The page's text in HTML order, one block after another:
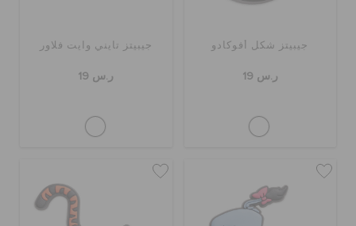
تحديد موقع المتجر
جيبيتز شكل أفوكادو
ر.س 19
جيبيتز تايني وايت فلاور
ر.س 19